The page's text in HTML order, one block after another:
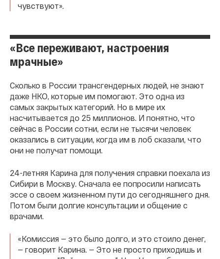
чувствуют».
«Все переживают, настроения
мрачные»
Сколько в России трансгендерных людей, не знают
даже НКО, которые им помогают. Это одна из
самых закрытых категорий. Но в мире их
насчитывается до 25 миллионов. И понятно, что
сейчас в России сотни, если не тысячи человек
оказались в ситуации, когда им в лоб сказали, что
они не получат помощи.
24-летняя Карина для получения справки поехала из
Сибири в Москву. Сначала ее попросили написать
эссе о своем жизненном пути до сегодняшнего дня.
Потом были долгие консультации и общение с
врачами.
«Комиссия — это было долго, и это стоило денег,
— говорит Карина. — Это не просто приходишь и